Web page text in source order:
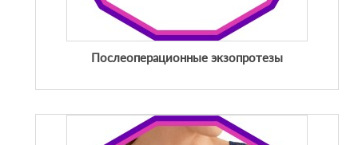
Послеоперационные экзопротезы